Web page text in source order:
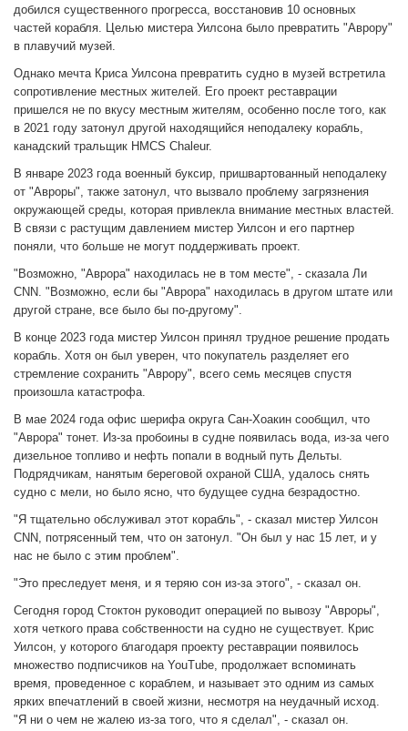
добился существенного прогресса, восстановив 10 основных
частей корабля. Целью мистера Уилсона было превратить "Аврору"
в плавучий музей.
Однако мечта Криса Уилсона превратить судно в музей встретила
сопротивление местных жителей. Его проект реставрации
пришелся не по вкусу местным жителям, особенно после того, как
в 2021 году затонул другой находящийся неподалеку корабль,
канадский тральщик HMCS Chaleur.
В январе 2023 года военный буксир, пришвартованный неподалеку
от "Авроры", также затонул, что вызвало проблему загрязнения
окружающей среды, которая привлекла внимание местных властей.
В связи с растущим давлением мистер Уилсон и его партнер
поняли, что больше не могут поддерживать проект.
"Возможно, "Аврора" находилась не в том месте", - сказала Ли
CNN. "Возможно, если бы "Аврора" находилась в другом штате или
другой стране, все было бы по-другому".
В конце 2023 года мистер Уилсон принял трудное решение продать
корабль. Хотя он был уверен, что покупатель разделяет его
стремление сохранить "Аврору", всего семь месяцев спустя
произошла катастрофа.
В мае 2024 года офис шерифа округа Сан-Хоакин сообщил, что
"Аврора" тонет. Из-за пробоины в судне появилась вода, из-за чего
дизельное топливо и нефть попали в водный путь Дельты.
Подрядчикам, нанятым береговой охраной США, удалось снять
судно с мели, но было ясно, что будущее судна безрадостно.
"Я тщательно обслуживал этот корабль", - сказал мистер Уилсон
CNN, потрясенный тем, что он затонул. "Он был у нас 15 лет, и у
нас не было с этим проблем".
"Это преследует меня, и я теряю сон из-за этого", - сказал он.
Сегодня город Стоктон руководит операцией по вывозу "Авроры",
хотя четкого права собственности на судно не существует. Крис
Уилсон, у которого благодаря проекту реставрации появилось
множество подписчиков на YouTube, продолжает вспоминать
время, проведенное с кораблем, и называет это одним из самых
ярких впечатлений в своей жизни, несмотря на неудачный исход.
"Я ни о чем не жалею из-за того, что я сделал", - сказал он.